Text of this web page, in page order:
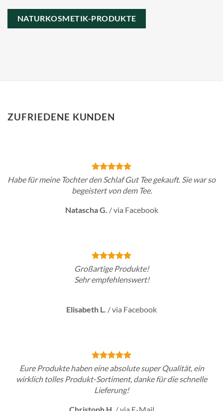
NATURKOSMETIK-PRODUKTE
ZUFRIEDENE KUNDEN
Habe für meine Tochter den Schlaf Gut Tee gekauft. Sie war so
begeistert von dem Tee.
Natascha G. /via Facebook
Großartige Produkte!
Sehr empfehlenswert!
Elisabeth L. /via Facebook
Eure Produkte haben eine absolute super Qualität, ein
wirklich tolles Produkt-Sortiment, danke für die schnelle
Lieferung!